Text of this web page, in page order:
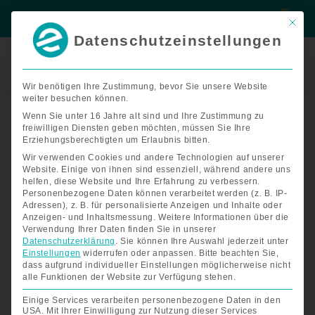
springen
Start / Zubehör E-Rollstühle
Zubehör FreedomChair A08L
Zubehör für Ihren elektrische
Rollstuhl FreedomChair A08L
Der faltbare Elektro-Rollstuhllässt sich mit nur einem
Handgriff zusammenfalten und kann somit spielend
einfach im Auto verladen werden. Mit dem vielfältigen
FreedomChair Portfolio haben wir für jeden Kunden die
passende Ausführung. Der kräftige Antrieb und die starken
Batterien ermöglichen eine Reichweite bis zu 60 km. Der
sortiert:
aufsteigend
Mit
Datenschutzeinstellungen
Wir benötigen Ihre Zustimmung, bevor Sie unsere Website
weiter besuchen können.
Wenn Sie unter 16 Jahre alt sind und Ihre Zustimmung zu
freiwilligen Diensten geben möchten, müssen Sie Ihre
Erziehungsberechtigten um Erlaubnis bitten.
Wir verwenden Cookies und andere Technologien auf unserer
Website. Einige von ihnen sind essenziell, während andere uns
helfen, diese Website und Ihre Erfahrung zu verbessern.
Personenbezogene Daten können verarbeitet werden (z. B. IP-
Adressen), z. B. für personalisierte Anzeigen und Inhalte oder
Anzeigen- und Inhaltsmessung. Weitere Informationen über die
Verwendung Ihrer Daten finden Sie in unserer
Datenschutzerklärung . Sie können Ihre Auswahl jederzeit unter
Einstellungen widerrufen oder anpassen. Bitte beachten Sie,
dass aufgrund individueller Einstellungen möglicherweise nicht
alle Funktionen der Website zur Verfügung stehen.
Einige Services verarbeiten personenbezogene Daten in den
USA. Mit Ihrer Einwilligung zur Nutzung dieser Services